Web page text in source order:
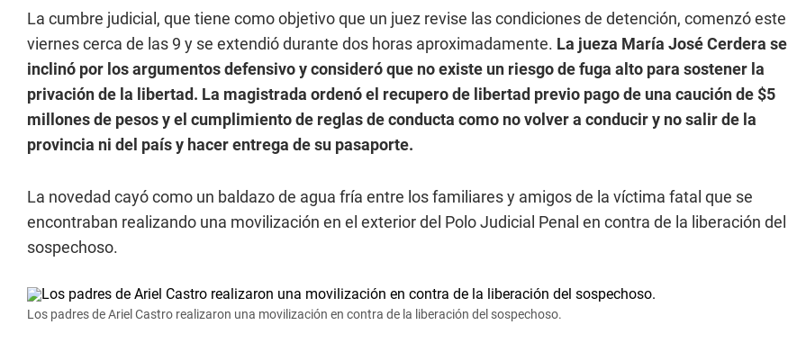
La cumbre judicial, que tiene como objetivo que un juez revise las condiciones de detención, comenzó este
viernes cerca de las 9 y se extendió durante dos horas aproximadamente. La jueza María José Cerdera se
inclinó por los argumentos defensivo y consideró que no existe un riesgo de fuga alto para sostener la
privación de la libertad. La magistrada ordenó el recupero de libertad previo pago de una caución de $5
millones de pesos y el cumplimiento de reglas de conducta como no volver a conducir y no salir de la
provincia ni del país y hacer entrega de su pasaporte.
La novedad cayó como un baldazo de agua fría entre los familiares y amigos de la víctima fatal que se
encontraban realizando una movilización en el exterior del Polo Judicial Penal en contra de la liberación del
sospechoso.
Los padres de Ariel Castro realizaron una movilización en contra de la liberación del sospechoso.